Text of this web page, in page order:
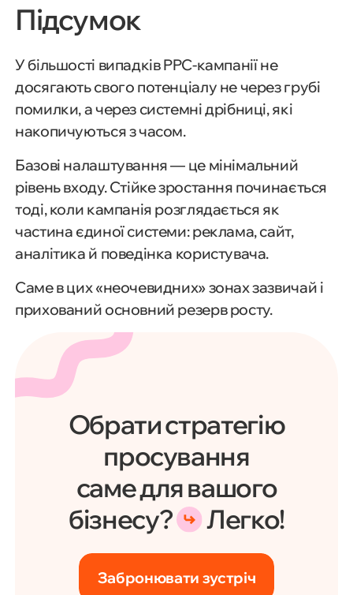
Підсумок
У більшості випадків PPC-кампанії не
досягають свого потенціалу не через грубі
помилки, а через системні дрібниці, які
накопичуються з часом.
Базові налаштування — це мінімальний
рівень входу. Стійке зростання починається
тоді, коли кампанія розглядається як
частина єдиної системи: реклама, сайт,
аналітика й поведінка користувача.
Саме в цих «неочевидних» зонах зазвичай і
прихований основний резерв росту.
Обрати стратегію
просування
саме для вашого
бізнесу?
Легко!
Забронювати зустріч